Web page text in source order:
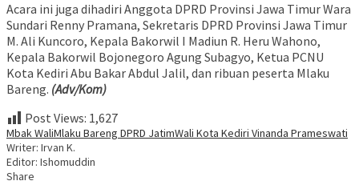
Acara ini juga dihadiri Anggota DPRD Provinsi Jawa Timur Wara
Sundari Renny Pramana, Sekretaris DPRD Provinsi Jawa Timur
M. Ali Kuncoro, Kepala Bakorwil I Madiun R. Heru Wahono,
Kepala Bakorwil Bojonegoro Agung Subagyo, Ketua PCNU
Kota Kediri Abu Bakar Abdul Jalil, dan ribuan peserta Mlaku
Bareng. (Adv/Kom)
Post Views: 1,627
Mbak WaliMlaku Bareng DPRD JatimWali Kota Kediri Vinanda Prameswati
Writer: Irvan K.
Editor: Ishomuddin
Share